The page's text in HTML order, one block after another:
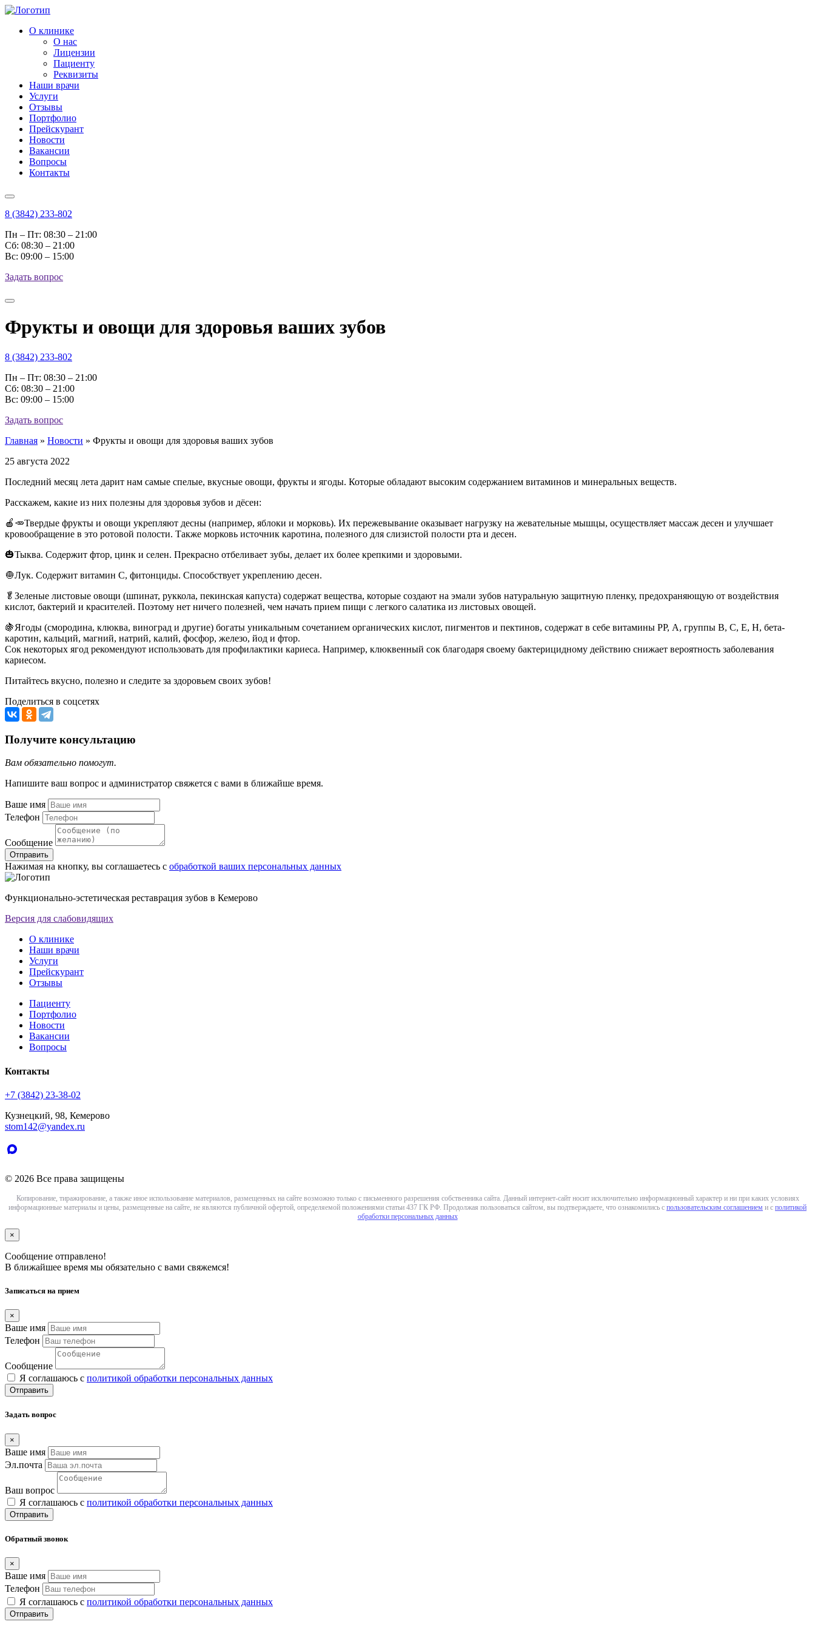
О клинике
О нас
Лицензии
Пациенту
Реквизиты
Наши врачи
Услуги
Отзывы
Портфолио
Прейскурант
Новости
Вакансии
Вопросы
Контакты
8 (3842) 233-802
Пн – Пт: 08:30 – 21:00
Cб: 08:30 – 21:00
Вс: 09:00 – 15:00
Задать вопрос
Фрукты и овощи для здоровья ваших зубов
8 (3842) 233-802
Пн – Пт: 08:30 – 21:00
Cб: 08:30 – 21:00
Вс: 09:00 – 15:00
Задать вопрос
Главная » Новости » Фрукты и овощи для здоровья ваших зубов
25 августа 2022
Последний месяц лета дарит нам самые спелые, вкусные овощи, фрукты и ягоды. Которые обладают высоким содержанием витаминов и минеральных веществ.
Расскажем, какие из них полезны для здоровья зубов и дёсен:
🍎🥕Твердые фрукты и овощи укрепляют десны (например, яблоки и морковь). Их пережевывание оказывает нагрузку на жевательные мышцы, осуществляет массаж десен и улучшает
кровообращение в это ротовой полости. Также морковь источник каротина, полезного для слизистой полости рта и десен.
🎃Тыква. Содержит фтор, цинк и селен. Прекрасно отбеливает зубы, делает их более крепкими и здоровыми.
🧅Лук. Содержит витамин С, фитонциды. Способствует укреплению десен.
🥬Зеленые листовые овощи (шпинат, руккола, пекинская капуста) содержат вещества, которые создают на эмали зубов натуральную защитную пленку, предохраняющую от воздействия
кислот, бактерий и красителей. Поэтому нет ничего полезней, чем начать прием пищи с легкого салатика из листовых овощей.
🍇Ягоды (смородина, клюква, виноград и другие) богаты уникальным сочетанием органических кислот, пигментов и пектинов, содержат в себе витамины PP, А, группы В, С, Е, Н, бета-
каротин, кальций, магний, натрий, калий, фосфор, железо, йод и фтор.
Сок некоторых ягод рекомендуют использовать для профилактики кариеса. Например, клюквенный сок благодаря своему бактерицидному действию снижает вероятность заболевания
кариесом.
Питайтесь вкусно, полезно и следите за здоровьем своих зубов!
Поделиться в соцсетях
Получите консультацию
Вам обязательно помогут.
Напишите ваш вопрос и администратор свяжется с вами в ближайше время.
Ваше имя
Телефон
Сообщение
Отправить
Нажимая на кнопку, вы соглашаетесь с обработкой ваших персональных данных
Функционально-эстетическая реставрация зубов в Кемерово
Версия для слабовидящих
О клинике
Наши врачи
Услуги
Прейскурант
Отзывы
Пациенту
Портфолио
Новости
Вакансии
Вопросы
Контакты
+7 (3842) 23-38-02
Кузнецкий, 98, Кемерово
stom142@yandex.ru
© 2026 Все права защищены
Копирование, тиражирование, а также иное использование материалов, размещенных на сайте возможно только с письменного разрешения собственника сайта. Данный интернет-сайт носит исключительно информационный характер и ни при каких условиях
информационные материалы и цены, размещенные на сайте, не являются публичной офертой, определяемой положениями статьи 437 ГК РФ. Продолжая пользоваться сайтом, вы подтверждаете, что ознакомились с пользовательским соглашением и с политикой
обработки персональных данных
×
Сообщение отправлено!
В ближайшее время мы обязательно с вами свяжемся!
Записаться на прием
×
Ваше имя
Телефон
Сообщение
Я соглашаюсь с политикой обработки персональных данных
Отправить
Задать вопрос
×
Ваше имя
Эл.почта
Ваш вопрос
Я соглашаюсь с политикой обработки персональных данных
Отправить
Обратный звонок
×
Ваше имя
Телефон
Я соглашаюсь с политикой обработки персональных данных
Отправить